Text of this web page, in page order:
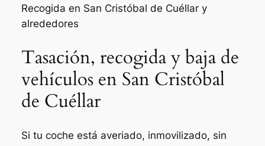
Recogida en San Cristóbal de Cuéllar y
alrededores
Tasación, recogida y baja de
vehículos en San Cristóbal
de Cuéllar
Si tu coche está averiado, inmovilizado, sin